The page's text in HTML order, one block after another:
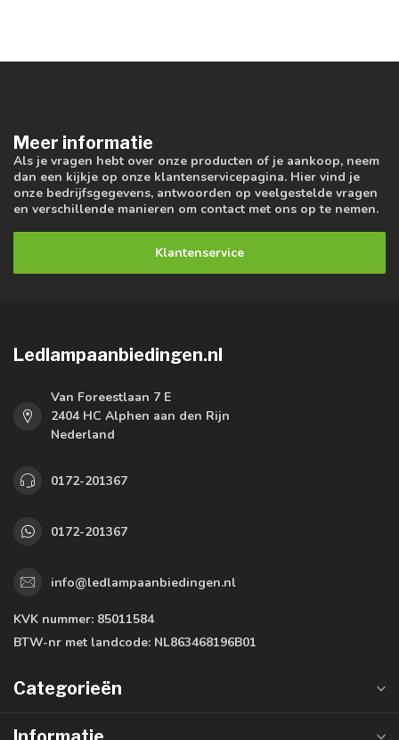
Meer informatie
Als je vragen hebt over onze producten of je aankoop, neem
dan een kijkje op onze klantenservicepagina. Hier vind je
onze bedrijfsgegevens, antwoorden op veelgestelde vragen
en verschillende manieren om contact met ons op te nemen.
Klantenservice
Ledlampaanbiedingen.nl
Van Foreestlaan 7 E
2404 HC Alphen aan den Rijn
Nederland
0172-201367
0172-201367
info@ledlampaanbiedingen.nl
KVK nummer: 85011584
BTW-nr met landcode: NL863468196B01
Categorieën